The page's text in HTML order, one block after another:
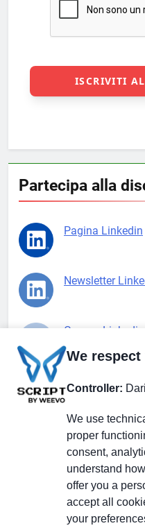
Partecipa alla
Pagina Linkedin
Newsletter
Gruppo Linkedin
Pagina Facebook
X.com
Il Giornale delle PMI.
We
Controller:
We use
proper
consent,
understand
offer you a
accept all
your